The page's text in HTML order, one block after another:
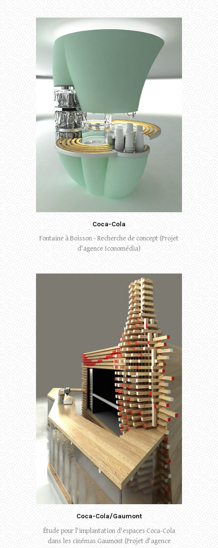
Coca-Cola
Fontaine à Boisson - Recherche de concept (Projet
d'agence Iconomédia)
Coca-Cola/Gaumont
Étude pour l'implantation d'espaces Coca-Cola
dans les cinémas Gaumont (Projet d'agence